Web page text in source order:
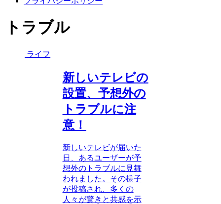
トラブル
ライフ
新しいテレビの
設置、予想外の
トラブルに注
意！
新しいテレビが届いた
日、あるユーザーが予
想外のトラブルに見舞
われました。その様子
が投稿され、多くの
人々が驚きと共感を示